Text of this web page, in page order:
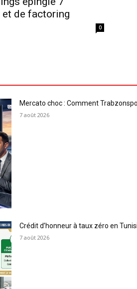
de factoring
0
Mercato choc : Comment
7 août 2026
Crédit d’honneur à taux zéro en
7 août 2026